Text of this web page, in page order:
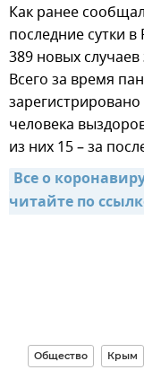
Как ранее
последние сутки
389 новых
Всего за время
зарегистрировано
человека
из них 15 – за
Все о
читайте по
Общество Крым